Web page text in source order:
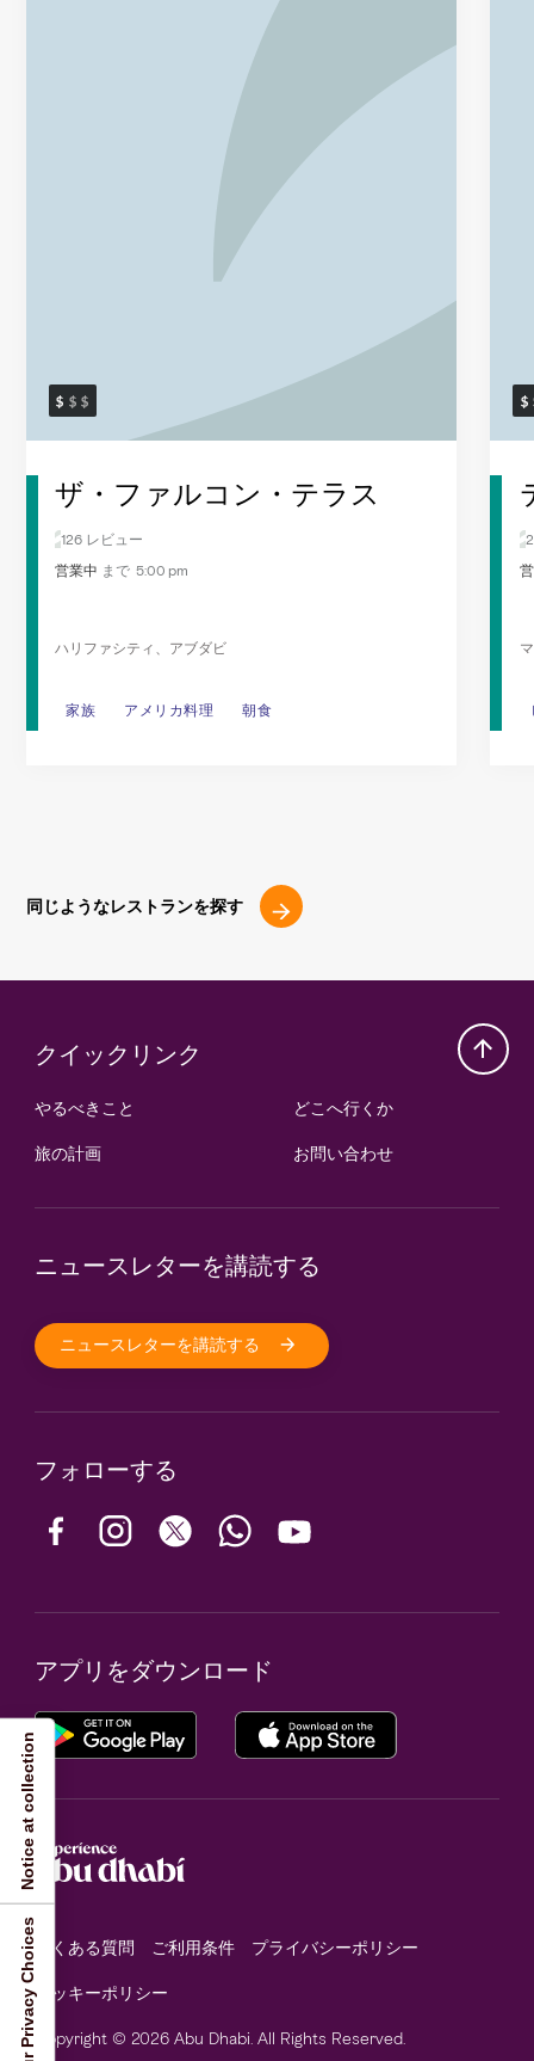
ザ・ファルコン・テラス
126 レビュー
営業中 まで 5:00 pm
ハリファシティ、アブダビ
家族 アメリカ料理 朝食
家族 アメリカ料理 朝食
同じようなレストランを探す
クイックリンク
やるべきこと
旅の計画
どこへ行くか
お問い合わせ
ニュースレターを講読する
ニュースレターを講読する
フォローする
アプリをダウンロード
よくある質問 ご利用条件 プライバシーポリシー
クッキーポリシー
Copyright © 2026 Abu Dhabi. All Rights Reserved.
Your Privacy Choices
Notice at collection